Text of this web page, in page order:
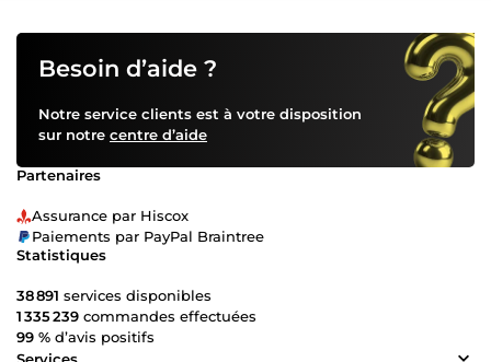
Besoin d’aide ?
Notre service clients est à votre disposition
sur notre centre d’aide
Partenaires
Assurance par Hiscox
Paiements par PayPal Braintree
Statistiques
38 891 services disponibles
1 335 239 commandes effectuées
99 % d’avis positifs